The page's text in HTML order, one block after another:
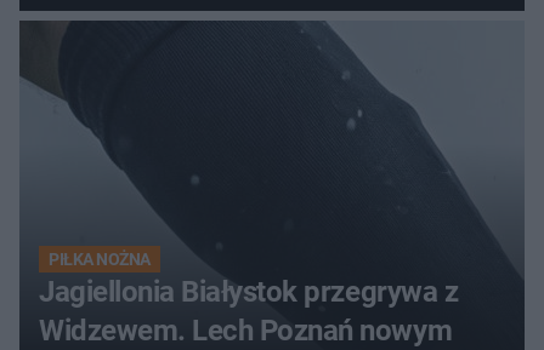
PIŁKA NOŻNA
Jagiellonia Białystok przegrywa z
Widzewem. Lech Poznań nowym